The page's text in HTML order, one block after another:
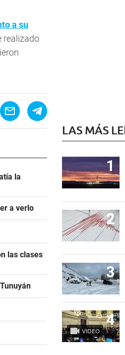
a su
realizado
la
a verlo
las clases
LAS MÁS
VIDEO